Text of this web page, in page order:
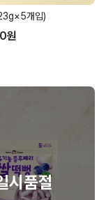
개입)
원